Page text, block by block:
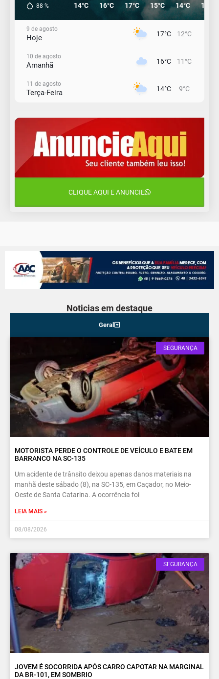
88 % 14°C 16°C 17°C 15°C 14°C 12°C
9 de agosto
Hoje 17°C 12°C
10 de agosto
Amanhã 16°C 11°C
11 de agosto
Terça-Feira 14°C 9°C
Quarta-Feira 13°C 11°C
13 de agosto
Quinta-Feira
CLIQUE AQUI E ANUNCIE
Noticias em destaque
Geral
SEGURANÇA
MOTORISTA PERDE O CONTROLE DE VEÍCULO E BATE EM
BARRANCO NA SC-135
Um acidente de trânsito deixou apenas danos materiais na
manhã deste sábado (8), na SC-135, em Caçador, no Meio-
Oeste de Santa Catarina. A ocorrência foi
LEIA MAIS »
08/08/2026
SEGURANÇA
JOVEM É SOCORRIDA APÓS CARRO CAPOTAR NA MARGINAL
DA BR-101, EM SOMBRIO